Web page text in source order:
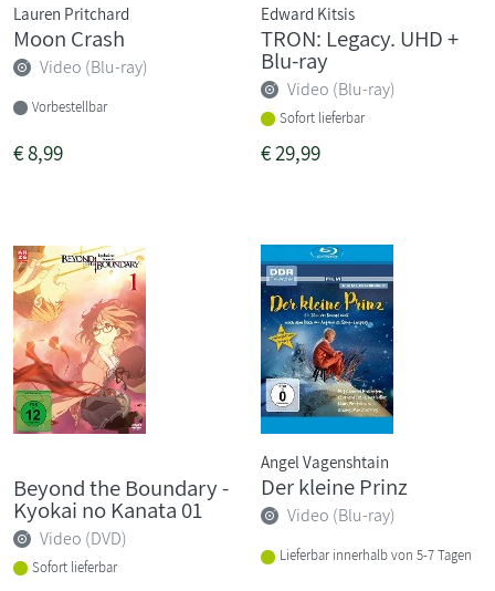
Lauren Pritchard
Moon Crash
Video (Blu-ray)
Vorbestellbar
€8,99
Edward Kitsis
TRON: Legacy. UHD +
Blu-ray
Video (Blu-ray)
Sofort lieferbar
€29,99
Beyond the Boundary -
Kyokai no Kanata 01
Video (DVD)
Sofort lieferbar
Angel Vagenshtain
Der kleine Prinz
Video (Blu-ray)
Lieferbar innerhalb von 5-7 Tagen